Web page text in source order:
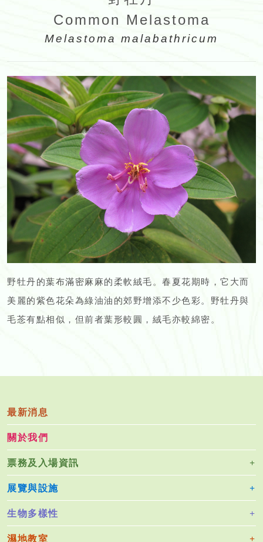
Common Melastoma
Melastoma malabathricum
野牡丹的葉布滿密麻麻的柔軟絨毛。春夏花期時，它大而
美麗的紫色花朵為綠油油的郊野增添不少色彩。野牡丹與
毛菍有點相似，但前者葉形較圓，絨毛亦較綿密。
最新消息
關於我們
票務及入場資訊
展覽與設施
生物多樣性
濕地教室